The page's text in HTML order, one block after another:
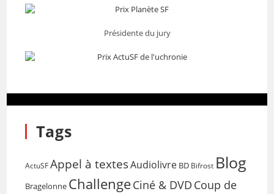
Présidente du jury
Tags
ActuSF Appel à textesAudiolivre BD Bifrost Blog
Bragelonne ChallengeCiné & DVD Coup de